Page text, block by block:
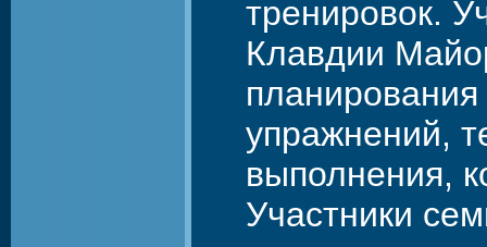
тренировок.
Клавдии
упражнений,
выполнения,
Участники